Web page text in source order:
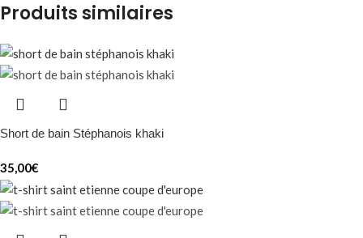
Produits similaires
Short de bain Stéphanois khaki
35,00€